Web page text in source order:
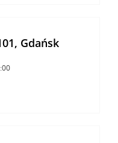
Gdańsk